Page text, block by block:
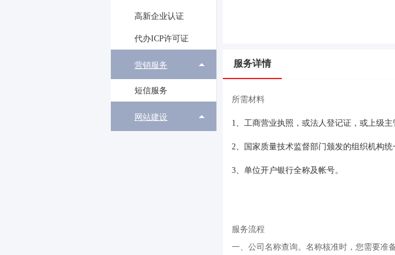
高新企业认证
代办ICP许可证
营销服务
短信服务
网站建设
服务详情
所需材料
1、工商营业执照，或法人登记证，或上级
2、国家质量技术监督部门颁发的组织机构
3、单位开户银行全称及帐号。
服务流程
一、公司名称查询。名称核准时，您需要准备